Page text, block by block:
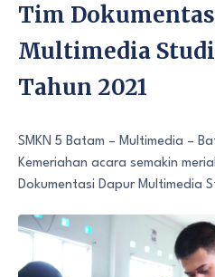
Tim
Multimedia
Tahun 2021
SMKN 5 Batam – Multimedia –
Kemeriahan acara semakin
Dokumentasi Dapur Multimedia